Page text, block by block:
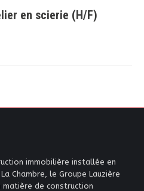
en scierie (H/F)
immobilière installée en
Chambre, le Groupe Lauzière
matière de construction